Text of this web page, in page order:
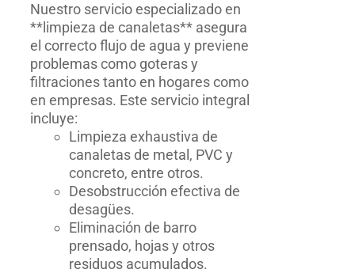
Nuestro servicio especializado en
**limpieza de canaletas** asegura
el correcto flujo de agua y previene
problemas como goteras y
filtraciones tanto en hogares como
en empresas. Este servicio integral
incluye:
Limpieza exhaustiva de
canaletas de metal, PVC y
concreto, entre otros.
Desobstrucción efectiva de
desagües.
Eliminación de barro
prensado, hojas y otros
residuos acumulados.